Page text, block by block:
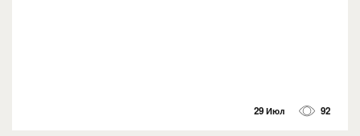
29 Июл 92